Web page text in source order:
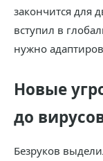
закончится для
вступил в
нужно
Новые
до
Безруков